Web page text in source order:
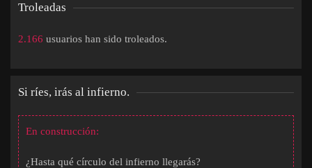
Troleadas
2.166 usuarios han sido troleados.
Si ríes, irás al infierno.
En construcción:
¿Hasta qué círculo del infierno llegarás?